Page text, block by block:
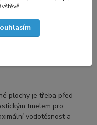
a doporučuje se
plochy je třeba před
tmelem pro
vodotěsnost a